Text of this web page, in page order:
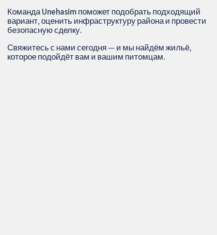
КомандаUnehasim поможет подобрать подходящий
вариант, оценить инфраструктуру района и провести
безопасную сделку.
Свяжитесь с нами сегодня — и мы найдём жильё,
которое подойдёт вам и вашим питомцам.